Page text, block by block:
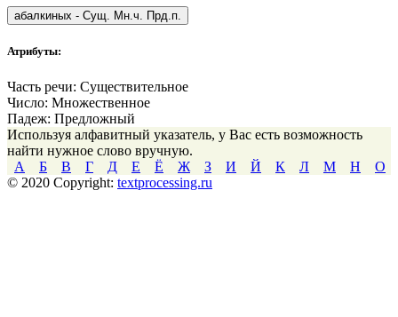
абалкиных - Сущ. Мн.ч. Прд.п.
Атрибуты:
Часть речи: Существительное
Число: Множественное
Падеж: Предложный
Используя алфавитный указатель, у Вас есть возможность
найти нужное слово вручную.
А
Б В Г Д Е Ё Ж З И Й К Л М Н
О
© 2020 Copyright: textprocessing.ru